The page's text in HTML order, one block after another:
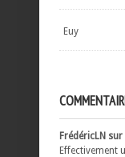
Euy
FrédéricLN sur
Effectivement